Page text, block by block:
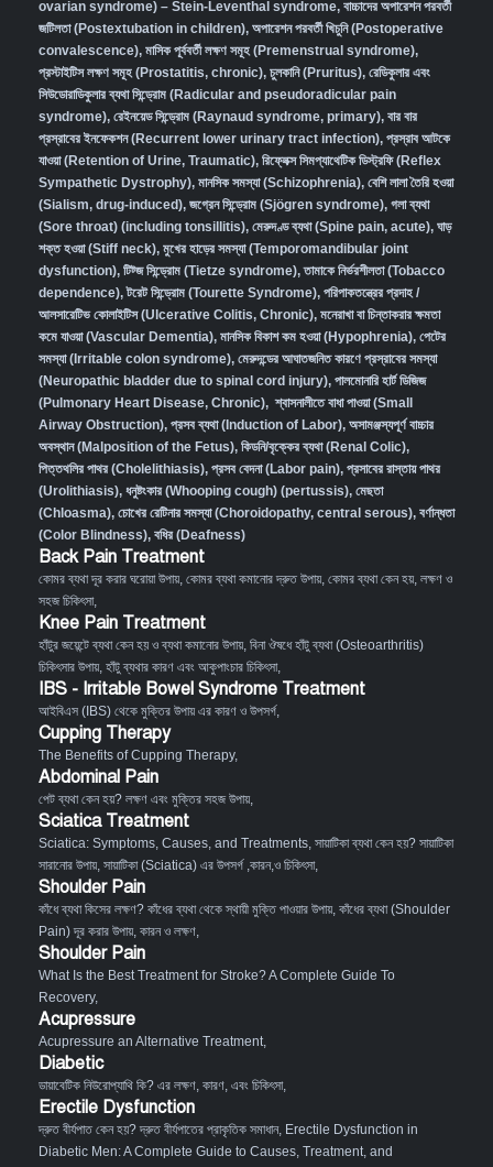
ovarian syndrome) – Stein-Leventhal syndrome, বাচ্চাদের অপারেশন পরবর্তী
জটিলতা (Postextubation in children), অপারেশন পরবর্তী খিচুনি (Postoperative
convalescence), মাসিক পূর্ববর্তী লক্ষণ সমূহ (Premenstrual syndrome),
প্রস্টাইটিস লক্ষণ সমূহ (Prostatitis, chronic), চুলকানি (Pruritus), রেডিকুলার এবং
সিউডোরাডিকুলার ব্যথা সিন্ড্রোম (Radicular and pseudoradicular pain
syndrome), রেইনয়েড সিন্ড্রোম (Raynaud syndrome, primary), বার বার
প্রস্রাবের ইনফেকশন (Recurrent lower urinary tract infection), প্রস্রাব আটকে
যাওয়া (Retention of Urine, Traumatic), রিফ্লেক্স সিমপ্যাথেটিক ডিস্ট্রফি (Reflex
Sympathetic Dystrophy), মানসিক সমস্যা (Schizophrenia), বেশি লালা তৈরি হওয়া
(Sialism, drug-induced), জগ্রেন সিন্ড্রোম (Sjögren syndrome), গলা ব্যথা
(Sore throat) (including tonsillitis), মেরুদণ্ড ব্যথা (Spine pain, acute), ঘাড়
শক্ত হওয়া (Stiff neck), মুখের হাড়ের সমস্যা (Temporomandibular joint
dysfunction), টিট্জ সিন্ড্রোম (Tietze syndrome),তামাকে নির্ভরশীলতা (Tobacco
dependence),টরেট সিন্ড্রোম (Tourette Syndrome), পরিপাকতন্ত্রের প্রদাহ /
আলসারেটিভ কোলাইটিস (Ulcerative Colitis, Chronic), মনেরাখা বা চিন্তাকরার ক্ষমতা
কমে যাওয়া (Vascular Dementia), মানসিক বিকাশ কম হওয়া (Hypophrenia), পেটের
সমস্যা (Irritable colon syndrome), মেরুদন্ডের আঘাতজনিত কারণে প্রস্রাবের সমস্যা
(Neuropathic bladder due to spinal cord injury), পালমোনারি হার্ট ডিজিজ
(Pulmonary Heart Disease, Chronic),শ্বাসনালীতে বাধা পাওয়া (Small
Airway Obstruction), প্রসব ব্যথা (Induction of Labor), অসামঞ্জস্যপূর্ণ বাচ্চার
অবস্থান (Malposition of the Fetus), কিডনি/বৃক্কের ব্যথা (Renal Colic),
পিত্তথলির পাথর (Cholelithiasis), প্রসব বেদনা (Labor pain), প্রসাবের রাস্তায় পাথর
(Urolithiasis), ধনুষ্টংকার (Whooping cough) (pertussis), মেছতা
(Chloasma), চোখের রেটিনার সমস্যা (Choroidopathy, central serous), বর্ণান্ধতা
(Color Blindness), বধির (Deafness)
Back Pain Treatment
কোমর ব্যথা দূর করার ঘরোয়া উপায় কোমর ব্যথা কমানোর দ্রুত উপায় কোমর ব্যথা কেন হয়, লক্ষণ ও
সহজ চিকিৎসা,
Knee Pain Treatment
হাঁটুর জয়েন্টে ব্যথা কেন হয় ও ব্যথা কমানোর উপায় বিনা ঔষধে হাঁটু ব্যথা (Osteoarthritis)
চিকিৎসার উপায় হাঁটু ব্যথার কারণ এবং আকুপাংচার চিকিৎসা,
IBS - Irritable Bowel Syndrome Treatment
আইবিএস (IBS) থেকে মুক্তির উপায় এর কারণ ও উপসর্গ,
Cupping Therapy
The Benefits of Cupping Therapy,
Abdominal Pain
পেট ব্যথা কেন হয়? লক্ষণ এবং মুক্তির সহজ উপায়
Sciatica Treatment
Sciatica: Symptoms, Causes, and Treatments সায়াটিকা ব্যথা কেন হয়? সায়াটিকা
সারানোর উপায় সায়াটিকা (Sciatica) এর উপসর্গ ,কারন,ও চিকিৎসা,
Shoulder Pain
কাঁধে ব্যথা কিসের লক্ষণ? কাঁধের ব্যথা থেকে স্থায়ী মুক্তি পাওয়ার উপায় কাঁধের ব্যথা (Shoulder
Pain) দূর করার উপায়, কারন ও লক্ষণ
Shoulder Pain
What Is the Best Treatment for Stroke? A Complete Guide To
Recovery,
Acupressure
Acupressure an Alternative Treatment
Diabetic
ডায়াবেটিক নিউরোপ্যাথি কি? এর লক্ষণ, কারণ, এবং চিকিৎসা,
Erectile Dysfunction
দ্রুত বীর্যপাত কেন হয়? দ্রুত বীর্যপাতের প্রাকৃতিক সমাধান, Erectile Dysfunction in
Diabetic Men: A Complete Guide to Causes, Treatment, and